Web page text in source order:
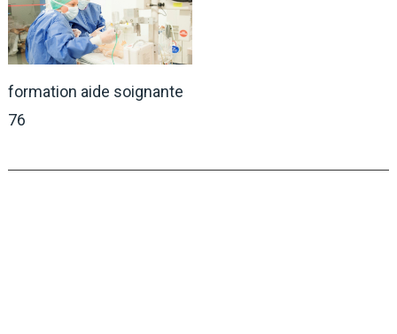
formation aide soignante
76